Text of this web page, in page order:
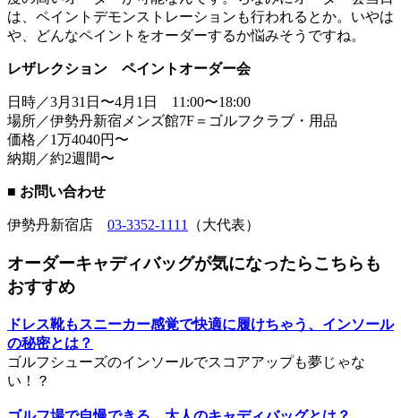
は、ペイントデモンストレーションも行われるとか。いやは
や、どんなペイントをオーダーするか悩みそうですね。
レザレクション ペイントオーダー会
日時／3月31日〜4月1日 11:00〜18:00
場所／伊勢丹新宿メンズ館7F＝ゴルフクラブ・用品
価格／1万4040円〜
納期／約2週間〜
■ お問い合わせ
伊勢丹新宿店 03-3352-1111 （大代表）
オーダーキャディバッグが気になったらこちらも
おすすめ
ドレス靴もスニーカー感覚で快適に履けちゃう、インソール
の秘密とは？
ゴルフシューズのインソールでスコアアップも夢じゃな
い！？